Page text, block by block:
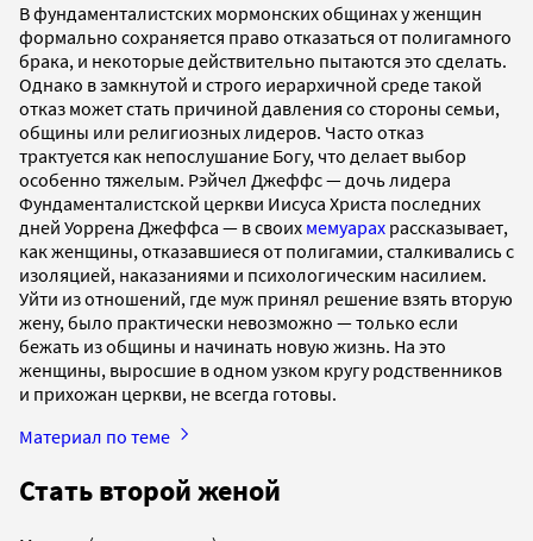
В фундаменталистских мормонских общинах у женщин
формально сохраняется право отказаться от полигамного
брака, и некоторые действительно пытаются это сделать.
Однако в замкнутой и строго иерархичной среде такой
отказ может стать причиной давления со стороны семьи,
общины или религиозных лидеров. Часто отказ
трактуется как непослушание Богу, что делает выбор
особенно тяжелым. Рэйчел Джеффс — дочь лидера
Фундаменталистской церкви Иисуса Христа последних
дней Уоррена Джеффса — в своих мемуарах рассказывает,
как женщины, отказавшиеся от полигамии, сталкивались с
изоляцией, наказаниями и психологическим насилием.
Уйти из отношений, где муж принял решение взять вторую
жену, было практически невозможно — только если
бежать из общины и начинать новую жизнь. На это
женщины, выросшие в одном узком кругу родственников
и прихожан церкви, не всегда готовы.
Материал по теме
Стать второй женой